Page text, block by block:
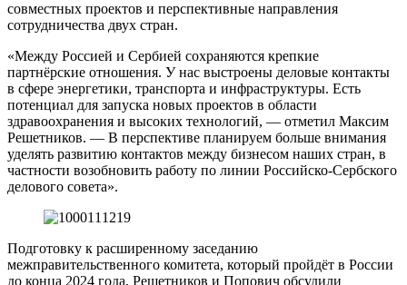
совместных проектов и перспективные направления
сотрудничества двух стран.
«Между Россией и Сербией сохраняются крепкие
партнёрские отношения. У нас выстроены деловые контакты
в сфере энергетики, транспорта и инфраструктуры. Есть
потенциал для запуска новых проектов в области
здравоохранения и высоких технологий, — отметил Максим
Решетников. — В перспективе планируем больше внимания
уделять развитию контактов между бизнесом наших стран, в
частности возобновить работу по линии Российско-Сербского
делового совета».
Подготовку к расширенному заседанию
межправительственного комитета, который пройдёт в России
до конца 2024 года, Решетников и Попович обсудили